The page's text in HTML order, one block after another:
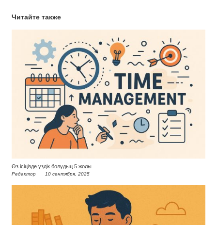
Читайте также
Өз ісіңізде үздік болудың 5 жолы
Редактор 10 сентября, 2025